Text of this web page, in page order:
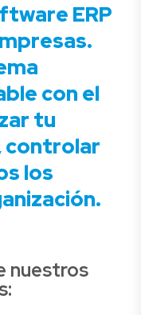
ERP
con el
tu
controlar
los
nuestros